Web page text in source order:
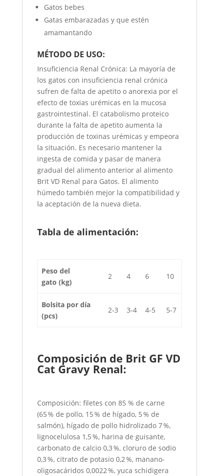
Gatos bebes
Gatas embarazadas y que estén
amamantando
MÉTODO DE USO:
Insuficiencia Renal Crónica: La mayoría de
los gatos con insuficiencia renal crónica
sufren de falta de apetito o anorexia por el
efecto de toxias urémicas en la mucosa
gastrointestinal. El catabolismo proteico
durante la falta de apetito aumenta la
producción de toxinas urémicas y empeora
la situación. Es necesario mantener la
ingesta de comida y pasar de manera
gradual del alimento anterior al alimento
Brit VD Renal para Gatos. El alimento
húmedo también mejor la compatibilidad y
la aceptación de la nueva dieta.
Tabla de alimentación:
Peso del
gato (kg)
2 4 6 10
Bolsita por día
(pcs)
2-3 3-4 4-5 5-7
Composición de Brit GF VD
Cat Gravy Renal:
Composición: filetes con 85 % de carne
(65 % de pollo, 15 % de hígado, 5 % de
salmón), hígado de pollo hidrolizado 7 %,
lignocelulosa 1,5 %, harina de guisante,
carbonato de calcio 0,3 %, cloruro de sodio
0,3 %, citrato de potasio 0,2 %, manano-
oligosacáridos 0,0022 %, yuca schidigera